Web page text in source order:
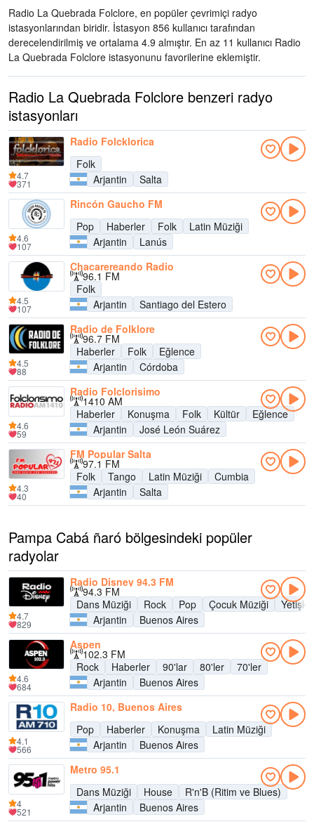
Radio La Quebrada Folclore, en popüler çevrimiçi radyo
istasyonlarından biridir. İstasyon 856 kullanıcı tarafından
derecelendirilmiş ve ortalama 4.9 almıştır. En az 11 kullanıcı Radio
La Quebrada Folclore istasyonunu favorilerine eklemiştir.
Radio La Quebrada Folclore benzeri radyo
istasyonları
Radio Folcklorica
Folk
Arjantin
Salta
4.7
371
Rincón Gaucho FM
Pop
Haberler Folk
Latin Müziği
Arjantin
Lanús
4.6
107
Chacarereando Radio
96.1 FM
Folk
Arjantin
Santiago del Estero
4.5
107
Radio de Folklore
96.7 FM
Haberler
Folk
Eğlence
Arjantin
Córdoba
4.5
88
Radio Folclorisimo
1410 AM
Haberler
Konuşma Folk Kültür
Eğlence
Arjantin
José León Suárez
4.6
59
FM Popular Salta
97.1 FM
Folk
Tango Latin Müziği
Cumbia
Arjantin
Salta
4.3
40
Pampa Cabá ñaró bölgesindeki popüler
radyolar
Radio Disney 94.3 FM
94.3 FM
Dans Müziği
Rock Pop Çocuk Müziği
Arjantin
Buenos Aires
4.7
829
Aspen
102.3 FM
Rock
Haberler 90'lar 80'ler
70'ler
Arjantin
Buenos Aires
4.6
684
Radio 10, Buenos Aires
Pop
Haberler Konuşma
Latin Müziği
Arjantin
Buenos Aires
4.1
566
Metro 95.1
Dans Müziği
House
R'n'B (Ritim ve Blues)
Arjantin
Buenos Aires
4
521